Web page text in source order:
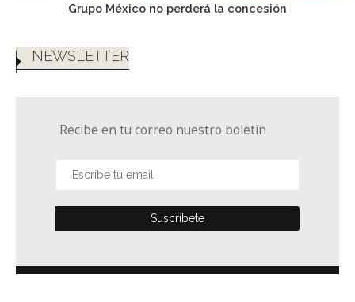
Grupo México no perderá la concesión
NEWSLETTER
Recibe en tu correo nuestro boletín